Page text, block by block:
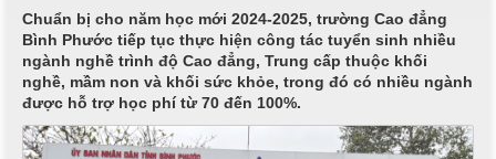
Chuẩn bị cho năm học mới 2024-2025, trường Cao đẳng
Bình Phước tiếp tục thực hiện công tác tuyển sinh nhiều
ngành nghề trình độ Cao đẳng, Trung cấp thuộc khối
nghề, mầm non và khối sức khỏe, trong đó có nhiều ngành
được hỗ trợ học phí từ 70 đến 100%.